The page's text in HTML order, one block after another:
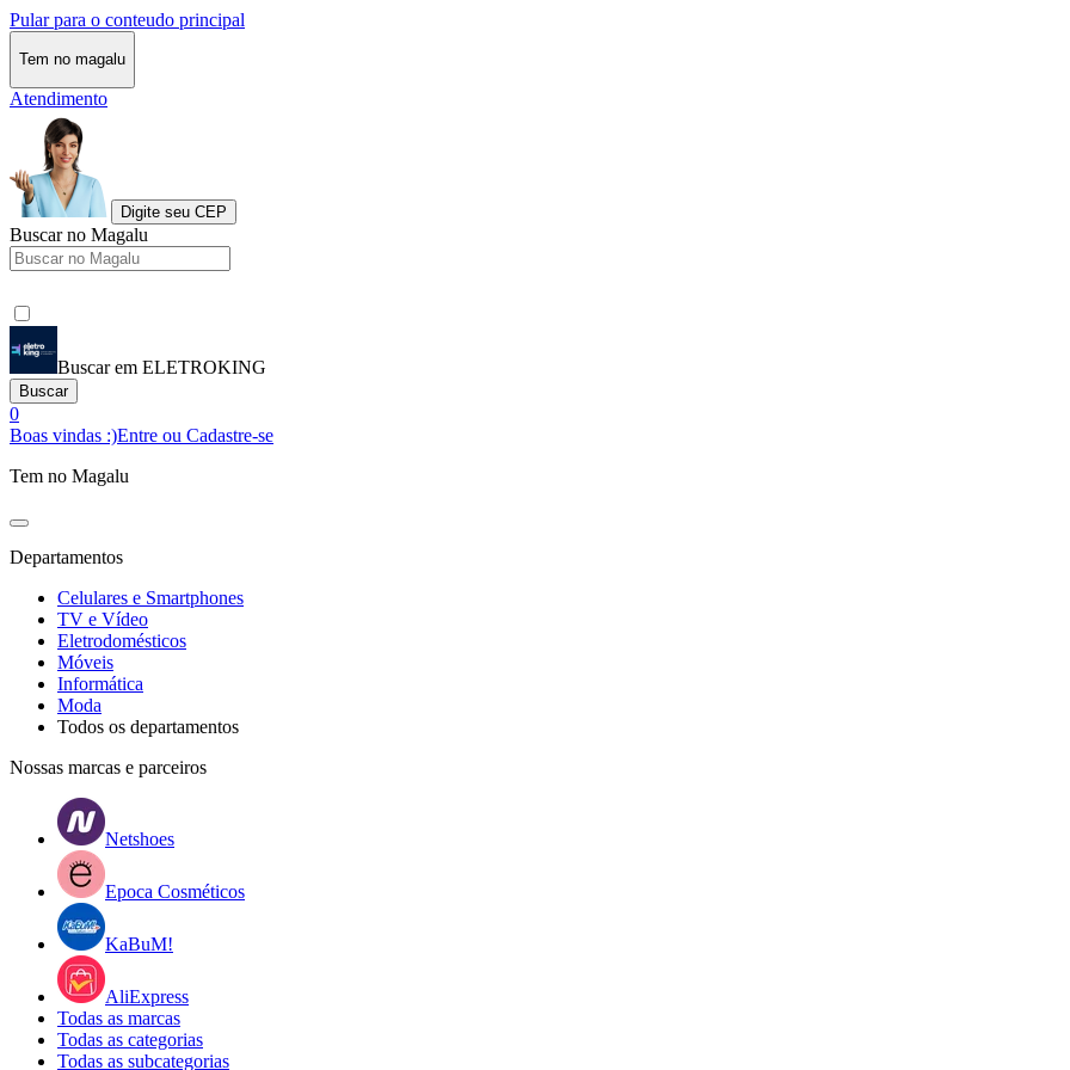
Pular para o conteudo principal
Tem no magalu
Atendimento
Digite seu CEP
Buscar no Magalu
Buscar em ELETROKING
Buscar
0
Boas vindas :)Entre ou Cadastre-se
Tem no Magalu
Departamentos
Celulares e Smartphones
TV e Vídeo
Eletrodomésticos
Móveis
Informática
Moda
Todos os departamentos
Nossas marcas e parceiros
Netshoes
Epoca Cosméticos
KaBuM!
AliExpress
Todas as marcas
Todas as categorias
Todas as subcategorias